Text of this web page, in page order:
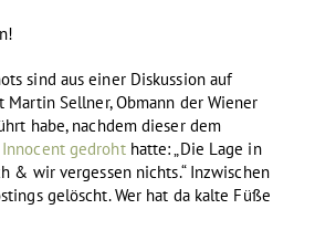
sind aus einer Diskussion auf
Martin Sellner, Obmann der Wiener
habe, nachdem dieser dem
gedrohthatte: „Die Lage in
& wir vergessen nichts.“ Inzwischen
gelöscht. Wer hat da kalte Füße